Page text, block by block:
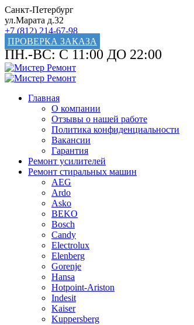
Санкт-Петербург
ул.Марата д.32
+7 (812) 214-67-98
ПРОВЕРКА ЗАКАЗА
ПН.-ВС: С 11:00 ДО 22:00
Главная
О компании
Отзывы о нашей работе
Политика конфиденциальности
Вакансии
Гарантия
Ремонт усилителей
Ремонт стиральных машин
AEG
Ardo
Asko
BEKO
Bosch
Candy
Electrolux
Elenberg
Gorenje
Hansa
Hotpoint-Ariston
Indesit
Kaiser
Kuppersberg